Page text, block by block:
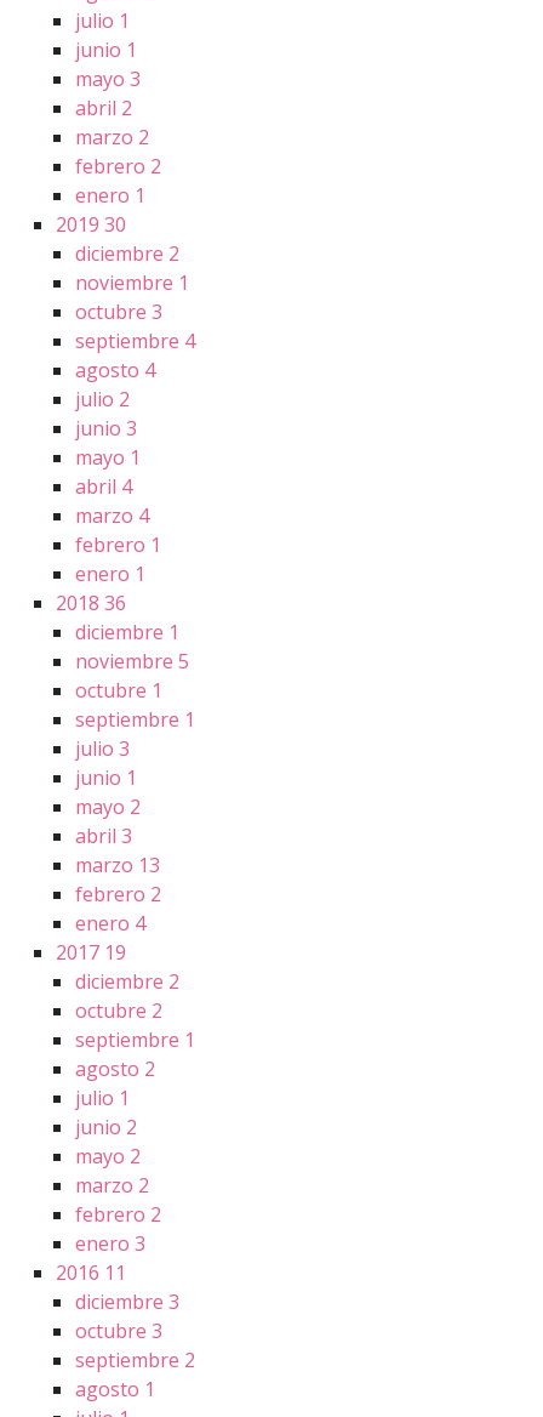
julio 1
junio 1
mayo 3
abril 2
marzo 2
febrero 2
enero 1
2019 30
diciembre 2
noviembre 1
octubre 3
septiembre 4
agosto 4
julio 2
junio 3
mayo 1
abril 4
marzo 4
febrero 1
enero 1
2018 36
diciembre 1
noviembre 5
octubre 1
septiembre 1
julio 3
junio 1
mayo 2
abril 3
marzo 13
febrero 2
enero 4
2017 19
diciembre 2
octubre 2
septiembre 1
agosto 2
julio 1
junio 2
mayo 2
marzo 2
febrero 2
enero 3
2016 11
diciembre 3
octubre 3
septiembre 2
agosto 1